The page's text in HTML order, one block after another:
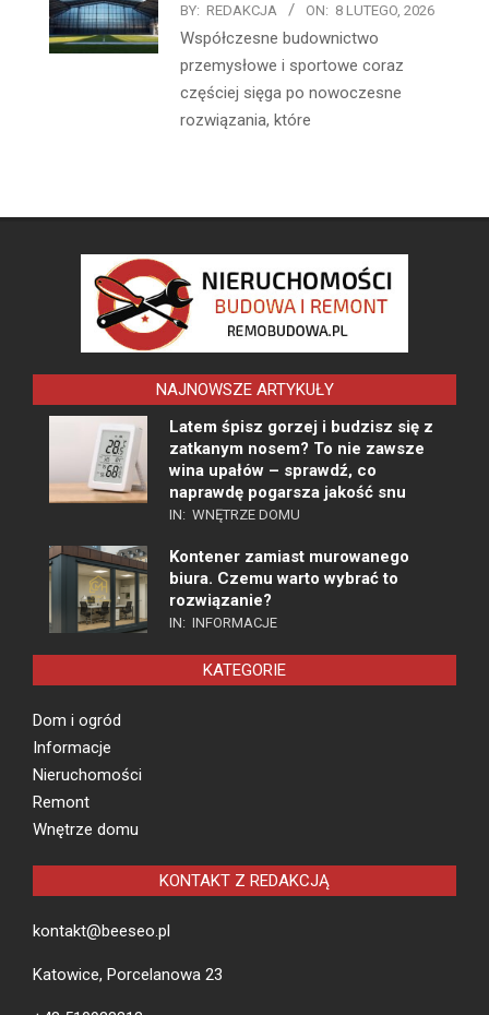
BY: REDAKCJA ON: 8 LUTEGO, 2026
Współczesne budownictwo
przemysłowe i sportowe coraz
częściej sięga po nowoczesne
rozwiązania, które
NAJNOWSZE ARTYKUŁY
Latem śpisz gorzej i budzisz się z
zatkanym nosem? To nie zawsze
wina upałów – sprawdź, co
naprawdę pogarsza jakość snu
IN: WNĘTRZE DOMU
Kontener zamiast murowanego
biura. Czemu warto wybrać to
rozwiązanie?
IN: INFORMACJE
KATEGORIE
Dom i ogród
Informacje
Nieruchomości
Remont
Wnętrze domu
KONTAKT Z REDAKCJĄ
kontakt@beeseo.pl
Katowice, Porcelanowa 23